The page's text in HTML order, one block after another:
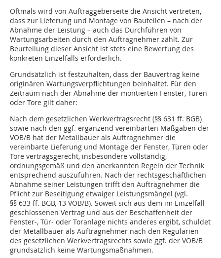
Oftmals wird von Auftraggeberseite die Ansicht vertreten,
dass zur Lieferung und Montage von Bauteilen – nach der
Abnahme der Leistung – auch das Durchführen von
Wartungsarbeiten durch den Auftragnehmer zählt. Zur
Beurteilung dieser Ansicht ist stets eine Bewertung des
konkreten Einzelfalls erforderlich.
Grundsätzlich ist festzuhalten, dass der Bauvertrag keine
originären Wartungsverpflichtungen beinhaltet. Für den
Zeitraum nach der Abnahme der montierten Fenster, Türen
oder Tore gilt daher:
Nach dem gesetzlichen Werkvertragsrecht (§§ 631 ff. BGB)
sowie nach den ggf. ergänzend vereinbarten Maßgaben der
VOB/B hat der Metallbauer als Auftragnehmer die
vereinbarte Lieferung und Montage der Fenster, Türen oder
Tore vertragsgerecht, insbesondere vollständig,
ordnungsgemäß und den anerkannten Regeln der Technik
entsprechend auszuführen. Nach der rechtsgeschäftlichen
Abnahme seiner Leistungen trifft den Auftragnehmer die
Pflicht zur Beseitigung etwaiger Leistungsmängel (vgl.
§§ 633 ff. BGB, 13 VOB/B). Soweit sich aus dem im Einzelfall
geschlossenen Vertrag und aus der Beschaffenheit der
Fenster-, Tür- oder Toranlage nichts anderes ergibt, schuldet
der Metallbauer als Auftragnehmer nach den Regularien
des gesetzlichen Werkvertragsrechts sowie ggf. der VOB/B
grundsätzlich keine Wartungsmaßnahmen.